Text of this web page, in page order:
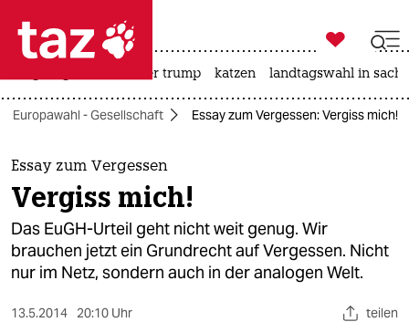
 taz zahl ich
taz zahl ich
themen
politik
öko

taz zahl ich
usa unter trump katzen landtagswahl in
Europawahl - Gesellschaft Essay zum Vergessen: Vergiss mich!
Essay zum Vergessen
Vergiss mich!
Das EuGH-Urteil geht nicht weit genug. Wir
brauchen jetzt ein Grundrecht auf Vergessen. Nicht
nur im Netz, sondern auch in der analogen Welt.
13.5.2014 20:10 Uhr teilen